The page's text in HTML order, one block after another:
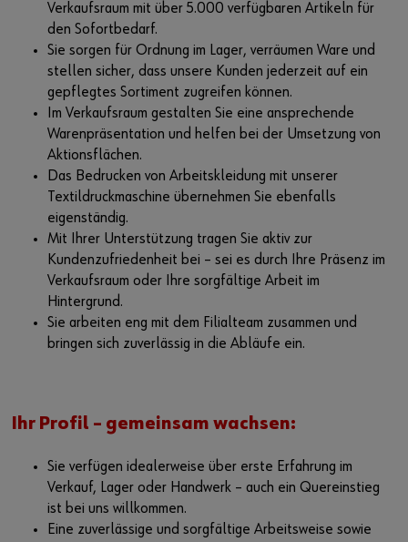
Verkaufsraum mit über 5.000 verfügbaren Artikeln für
den Sofortbedarf.
Sie sorgen für Ordnung im Lager, verräumen Ware und
stellen sicher, dass unsere Kunden jederzeit auf ein
gepflegtes Sortiment zugreifen können.
Im Verkaufsraum gestalten Sie eine ansprechende
Warenpräsentation und helfen bei der Umsetzung von
Aktionsflächen.
Das Bedrucken von Arbeitskleidung mit unserer
Textildruckmaschine übernehmen Sie ebenfalls
eigenständig.
Mit Ihrer Unterstützung tragen Sie aktiv zur
Kundenzufriedenheit bei – sei es durch Ihre Präsenz im
Verkaufsraum oder Ihre sorgfältige Arbeit im
Hintergrund.
Sie arbeiten eng mit dem Filialteam zusammen und
bringen sich zuverlässig in die Abläufe ein.
Ihr Profil – gemeinsam wachsen:
Sie verfügen idealerweise über erste Erfahrung im
Verkauf, Lager oder Handwerk – auch ein Quereinstieg
ist bei uns willkommen.
Eine zuverlässige und sorgfältige Arbeitsweise sowie